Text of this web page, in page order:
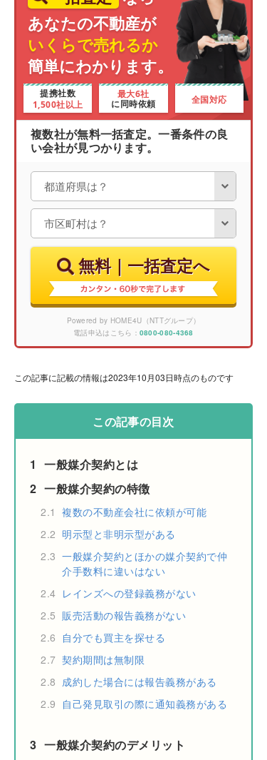
あなたの不動産が
いくらで売れるか
簡単にわかります。
提携社数
1,500社以上
最大6社
に同時依頼 全国対応
複数社が無料一括査定。一番条件の良
い会社が見つかります。
無料｜一括査定へ
Powered by HOME4U（NTTグループ）
電話申込はこちら： 0800-080-4368
この記事に記載の情報は2023年10月03日時点のものです
この記事の目次
1
一般媒介契約とは
2 一般媒介契約の特徴
2.1 複数の不動産会社に依頼が可能
2.2 明示型と非明示型がある
2.3 一般媒介契約とほかの媒介契約で仲
介手数料に違いはない
2.4 レインズへの登録義務がない
2.5 販売活動の報告義務がない
2.6 自分でも買主を探せる
2.7 契約期間は無制限
2.8 成約した場合には報告義務がある
2.9 自己発見取引の際に通知義務がある
3 一般媒介契約のデメリット